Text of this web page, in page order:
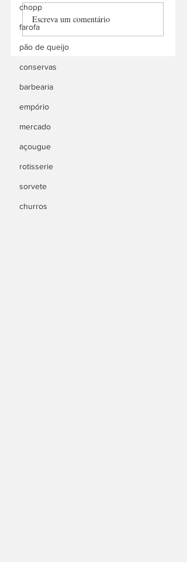
chopp
farofa
pão de queijo
conservas
barbearia
empório
mercado
açougue
rotisserie
sorvete
churros
Delivery
Escreva um comentário